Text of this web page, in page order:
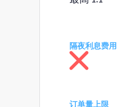
隔夜利息费用
订单量上限